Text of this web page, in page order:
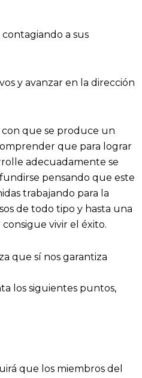
a sus
y avanzar en la dirección
que se produce un
que para lograr
adecuadamente se
pensando que este
trabajando para la
de todo tipo y hasta una
vivir el éxito.
que sí nos garantiza
los siguientes puntos,
que los miembros del